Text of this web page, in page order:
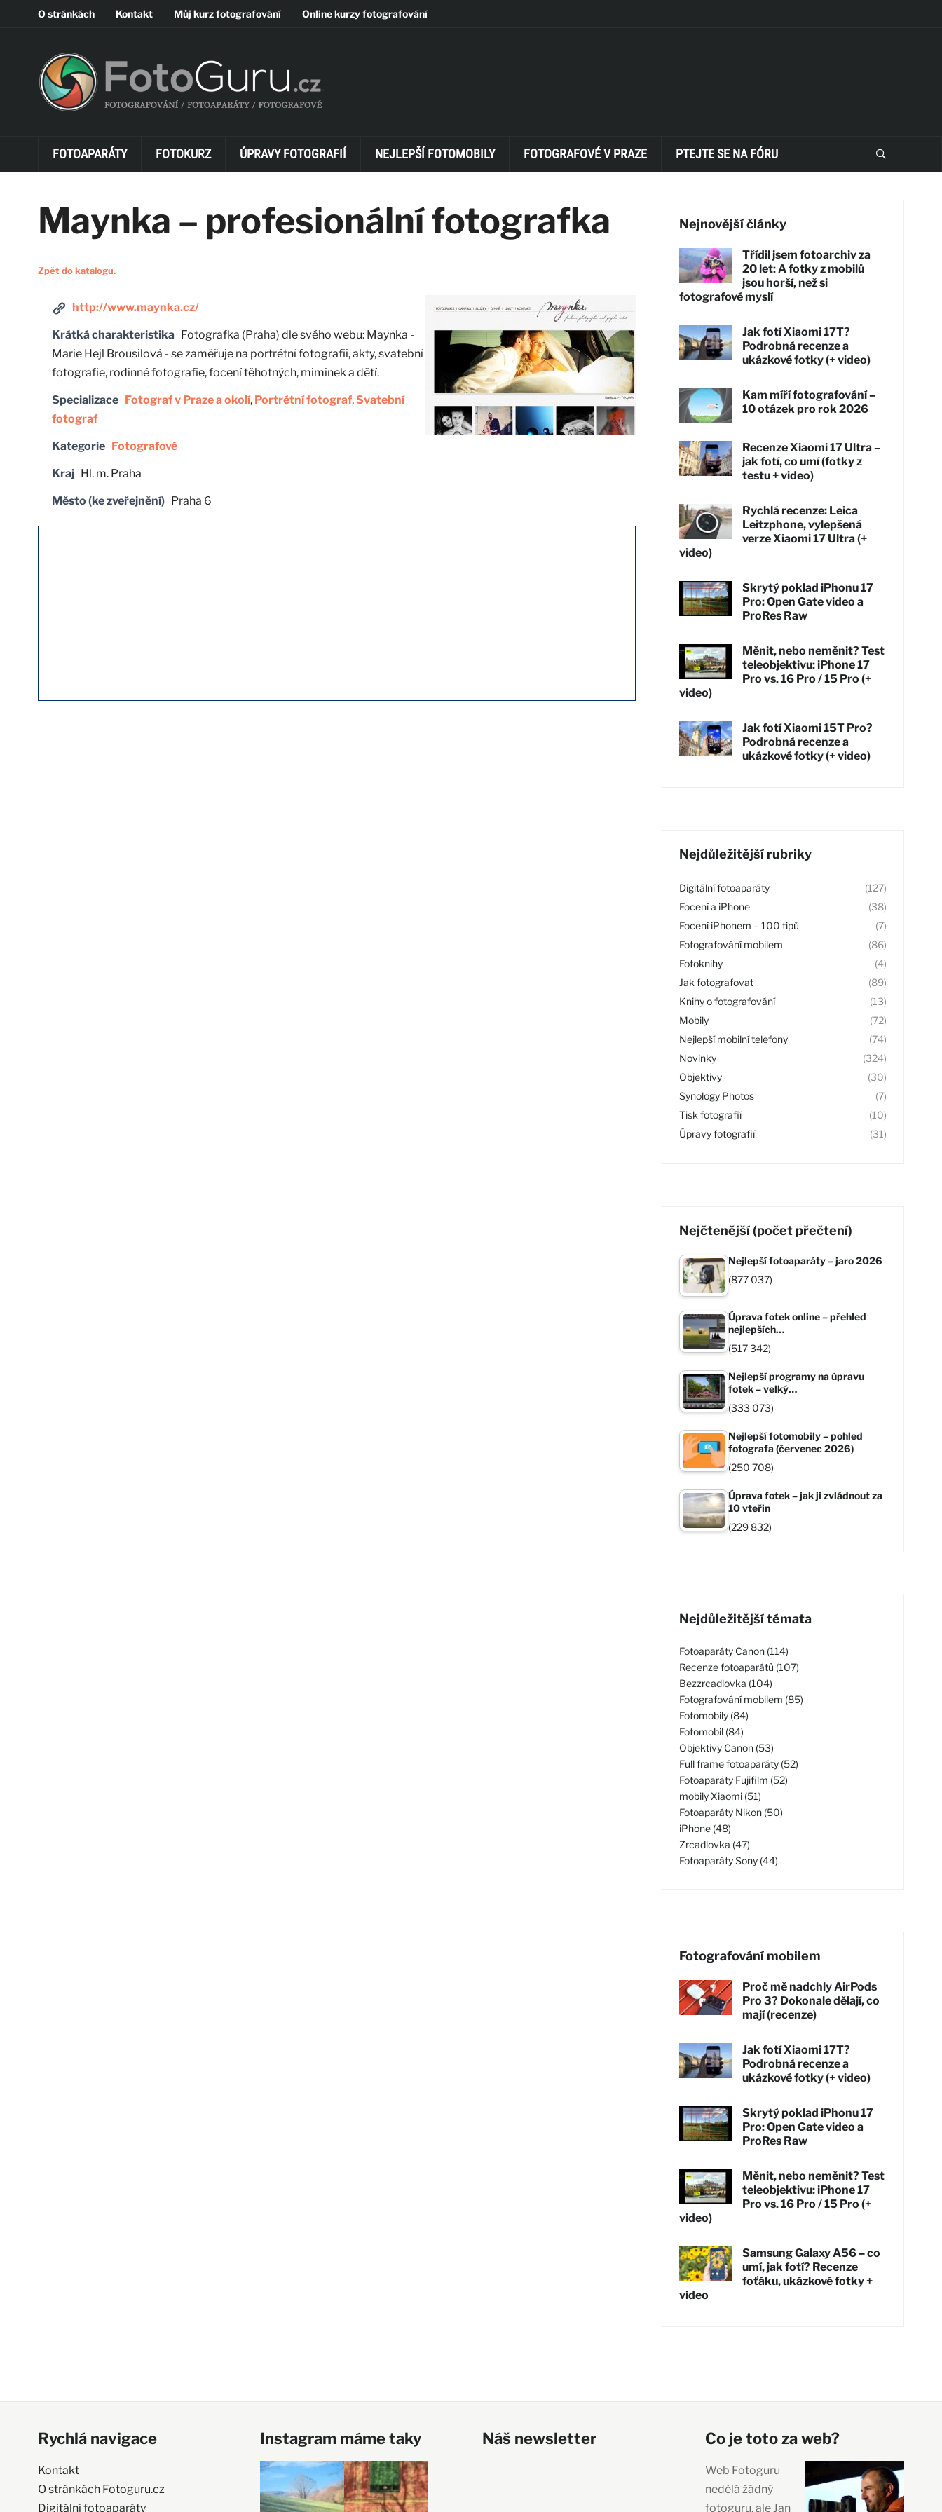
O stránkách Kontakt Můj kurz fotografování Online kurzy fotografování
FOTOAPARÁTY FOTOKURZ ÚPRAVY FOTOGRAFIÍ NEJLEPŠÍ FOTOMOBILY FOTOGRAFOVÉ V PRAZE PTEJTE SE NA FÓRU
Maynka – profesionální fotografka
Zpět do katalogu.
http://www.maynka.cz/
Krátká charakteristika Fotografka (Praha) dle svého webu: Maynka -
Marie Hejl Brousilová - se zaměřuje na portrétní fotografii, akty, svatební
fotografie, rodinné fotografie, focení těhotných, miminek a dětí.
Specializace Fotograf v Praze a okolí, Portrétní fotograf,Svatební
fotograf
Kategorie Fotografové
Kraj Hl. m. Praha
Město (ke zveřejnění) Praha 6
Nejnovější články
Třídil jsem fotoarchiv za
20 let: A fotky z mobilů
jsou horší, než si
fotografové myslí
Jak fotí Xiaomi 17T?
Podrobná recenze a
ukázkové fotky (+ video)
Kam míří fotografování –
10 otázek pro rok 2026
Recenze Xiaomi 17 Ultra –
jak fotí, co umí (fotky z
testu + video)
Rychlá recenze: Leica
Leitzphone, vylepšená
verze Xiaomi 17 Ultra (+
video)
Skrytý poklad iPhonu 17
Pro: Open Gate video a
ProRes Raw
Měnit, nebo neměnit? Test
teleobjektivu: iPhone 17
Pro vs. 16 Pro / 15 Pro (+
video)
Jak fotí Xiaomi 15T Pro?
Podrobná recenze a
ukázkové fotky (+ video)
Nejdůležitější rubriky
Digitální fotoaparáty
(127)
Focení a iPhone
(38)
Focení iPhonem – 100 tipů
(7)
Fotografování mobilem
(86)
Fotoknihy
(4)
Jak fotografovat
(89)
Knihy o fotografování
(13)
Mobily
(72)
Nejlepší mobilní telefony
(74)
Novinky
(324)
Objektivy
(30)
Synology Photos
(7)
Tisk fotografií
(10)
Úpravy fotografií
(31)
Nejčtenější (počet přečtení)
Nejlepší fotoaparáty – jaro 2026
(877 037)
Úprava fotek online – přehled
nejlepších…
(517 342)
Nejlepší programy na úpravu
fotek – velký…
(333 073)
Nejlepší fotomobily – pohled
fotografa (červenec 2026)
(250 708)
Úprava fotek – jak ji zvládnout za
10 vteřin
(229 832)
Nejdůležitější témata
Fotoaparáty Canon (114)
Recenze fotoaparátů (107)
Bezzrcadlovka (104)
Fotografování mobilem (85)
Fotomobily (84)
Fotomobil (84)
Objektivy Canon (53)
Full frame fotoaparáty (52)
Fotoaparáty Fujifilm (52)
mobily Xiaomi (51)
Fotoaparáty Nikon (50)
iPhone (48)
Zrcadlovka (47)
Fotoaparáty Sony (44)
Fotografování mobilem
Proč mě nadchly AirPods
Pro 3? Dokonale dělají, co
mají (recenze)
Jak fotí Xiaomi 17T?
Podrobná recenze a
ukázkové fotky (+ video)
Skrytý poklad iPhonu 17
Pro: Open Gate video a
ProRes Raw
Měnit, nebo neměnit? Test
teleobjektivu: iPhone 17
Pro vs. 16 Pro / 15 Pro (+
video)
Samsung Galaxy A56 – co
umí, jak fotí? Recenze
foťáku, ukázkové fotky +
video
Rychlá navigace
Kontakt
O stránkách Fotoguru.cz
Digitální fotoaparáty
Instagram máme taky Náš newsletter Co je toto za web?
Web Fotoguru
nedělá žádný
fotoguru, ale Jan